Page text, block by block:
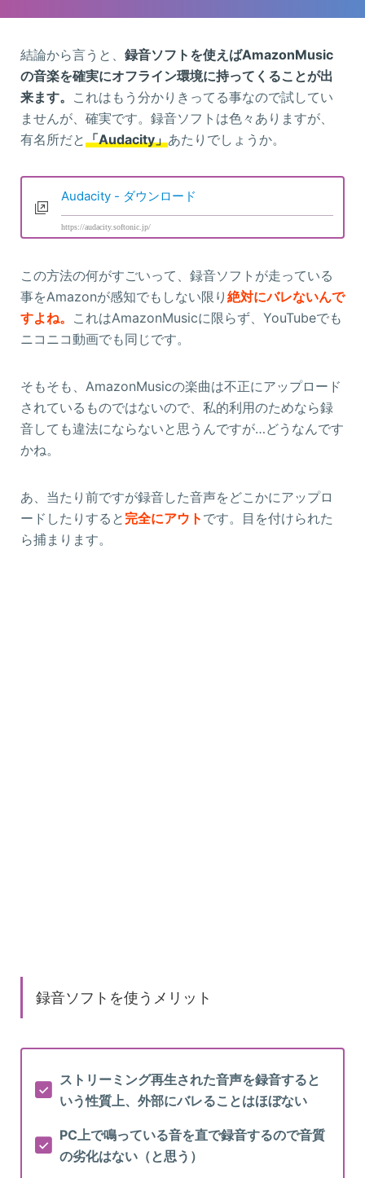
結論から言うと、 録音ソフトを使えばAmazonMusic
の音楽を確実にオフライン環境に持ってくることが出
来ます。 これはもう分かりきってる事なので試してい
ませんが、確実です。録音ソフトは色々ありますが、
有名所だと「Audacity」あたりでしょうか。
Audacity - ダウンロード
https://audacity.softonic.jp/
この方法の何がすごいって、録音ソフトが走っている
事をAmazonが感知でもしない限り 絶対にバレないんで
すよね。 これはAmazonMusicに限らず、YouTubeでも
ニコニコ動画でも同じです。
そもそも、AmazonMusicの楽曲は不正にアップロード
されているものではないので、私的利用のためなら録
音しても違法にならないと思うんですが…どうなんです
かね。
あ、当たり前ですが録音した音声をどこかにアップロ
ードしたりすると 完全にアウト です。目を付けられた
ら捕まります。
録音ソフトを使うメリット
ストリーミング再生された音声を録音すると
いう性質上、外部にバレることはほぼない
PC上で鳴っている音を直で録音するので音質
の劣化はない（と思う）